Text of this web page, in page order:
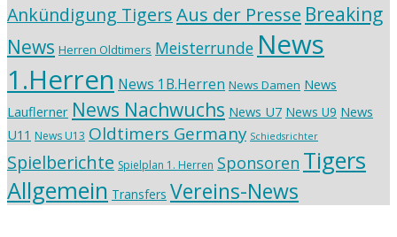
Ankündigung TigersAus der Presse Breaking
News Herren Oldtimers Meisterrunde News
1.Herren News 1B.Herren News Damen News
Lauflerner News Nachwuchs News U7 News U9 News
U11 News U13 Oldtimers Germany Schiedsrichter
Spielberichte Spielplan 1. Herren Sponsoren Tigers
Allgemein Transfers Vereins-News